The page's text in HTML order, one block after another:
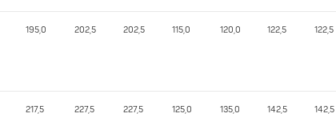
195,0 202,5 202,5 115,0 120,0 122,5 122,5
217,5 227,5 227,5 125,0 135,0 142,5 142,5